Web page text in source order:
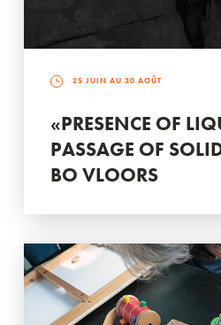
25 JUIN AU 30 AOÛT
«PRESENCE OF
PASSAGE OF
BO VLOORS